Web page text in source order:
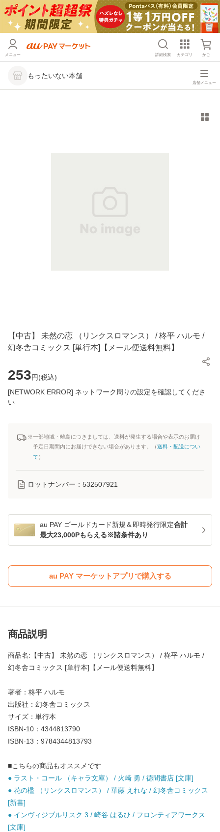
メニュー 詳細検索 カテゴリ かご
もったいない本舗
店舗メニュー
【中古】 未然の恋 （リンクスロマンス） / 柊平 ハルモ /
幻冬舎コミックス [単行本]【メール便送料無料】
253円(税込)
[NETWORK ERROR] ネットワーク周りの設定を確認してくださ
い
※一部地域・離島につきましては、送料が発生する場合や表示のお届け
予定日期間内にお届けできない場合があります。（送料・配送につい
て ）
ロットナンバー： 532507921
au PAY ゴールドカード新規＆即時発行限定合計
最大23,000Pもらえる※諸条件あり
au PAY マーケットアプリで購入する
商品説明
商品名:【中古】 未然の恋 （リンクスロマンス） / 柊平 ハルモ /
幻冬舎コミックス [単行本]【メール便送料無料】
著者：柊平 ハルモ
出版社：幻冬舎コミックス
サイズ：単行本
ISBN-10：4344813790
ISBN-13：9784344813793
■こちらの商品もオススメです
● ラスト・コール （キャラ文庫） / 火崎 勇 / 徳間書店 [文庫]
● 花の檻 （リンクスロマンス） / 華藤 えれな / 幻冬舎コミックス
[新書]
● インヴィジブルリスク 3 / 崎谷 はるひ / フロンティアワークス
[文庫]